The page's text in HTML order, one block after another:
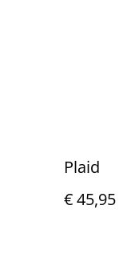
Plaid
€ 45,95